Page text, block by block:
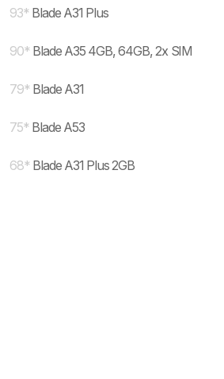
93* Blade A31 Plus
90* Blade A35 4GB, 64GB, 2x SIM
79* Blade A31
75* Blade A53
68* Blade A31 Plus 2GB